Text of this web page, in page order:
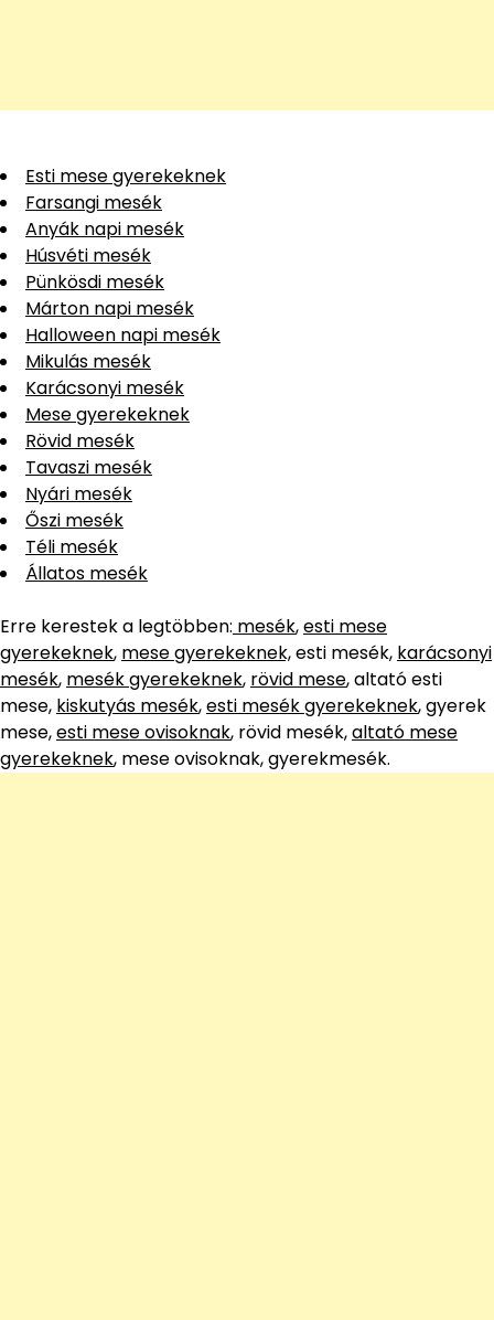
Esti mese gyerekeknek
Farsangi mesék
Anyák napi mesék
Húsvéti mesék
Pünkösdi mesék
Márton napi mesék
Halloween napi mesék
Mikulás mesék
Karácsonyi mesék
Mese gyerekeknek
Rövid mesék
Tavaszi mesék
Nyári mesék
Őszi mesék
Téli mesék
Állatos mesék
Erre kerestek a legtöbben: mesék,esti mese
gyerekeknek, mese gyerekeknek,esti mesék, karácsonyi
mesék, mesék gyerekeknek, rövid mese, altató esti
mese, kiskutyás mesék,esti mesék gyerekeknek, gyerek
mese,esti mese ovisoknak, rövid mesék,altató mese
gyerekeknek, mese ovisoknak, gyerekmesék.